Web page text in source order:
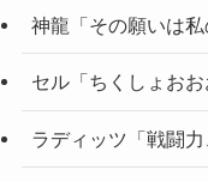
神龍「その願いは私
セル「ちくしょおお
ラディッツ「戦闘力